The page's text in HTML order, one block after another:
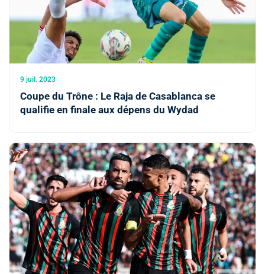
9 juil. 2023
Coupe du Trône : Le Raja de Casablanca se
qualifie en finale aux dépens du Wydad